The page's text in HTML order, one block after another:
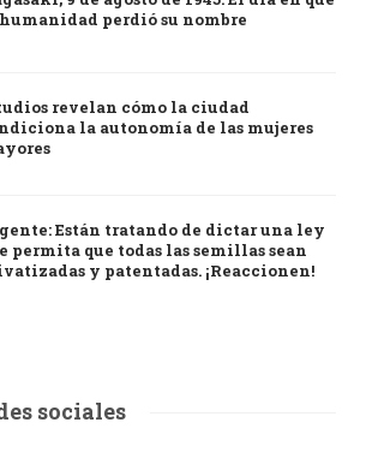
perdió su nombre
revelan cómo la ciudad
la autonomía de las mujeres
Están tratando de dictar una ley
permita que todas las semillas sean
y patentadas. ¡Reaccionen!
sociales